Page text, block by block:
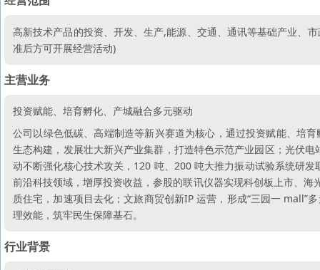
高新技术产品的投资、开发、生产,能源、交通、通讯等基础产业、
准后方可开展经营活动)
主营业务
投资赋能、培育孵化、产城融合多元驱动
公司以绿色低碳、高端制造等新兴赛道为核心，通过投资赋能、培
生态构建，发展壮大新兴产业集群，打造特色示范产业园区；光伏
动不断强化核心技术攻关，120 吨、200 吨大推力振动试验系统研
前沿科技领域，增厚投资收益，参股的联讯仪器实现科创板上市、
质住宅，加速项目去化；文旅商贸创新IP 运营，形成“三园一 mall”
理效能，筑牢民生保障基石。
行业背景